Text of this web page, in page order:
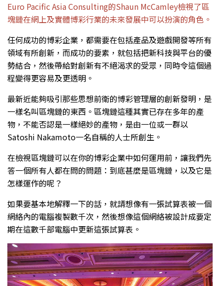
Euro Pacific Asia Consulting的Shaun McCamley檢視了區
塊鏈在網上及實體博彩行業的未來發展中可以扮演的角色。
任何成功的博彩企業，都需要在包括產品及遊戲開發等所有
領域有所創新，而成功的要素，就包括把新科技與平台的優
勢結合，然後帶給對創新有不絕渴求的受眾，同時令這個過
程變得更容易及更透明。
最新近能夠吸引那些思想前衛的博彩管理層的創新發明，是
一樣名叫區塊鏈的東西。區塊鏈這種其實已存在多年的產
物，不能否認是一樣絕妙的產物，是由一位或一群以
Satoshi Nakamoto一名自稱的人士所創生。
在檢視區塊鏈可以在你的博彩企業中如何運用前，讓我們先
答一個所有人都在問的問題：到底甚麼是區塊鏈，以及它是
怎樣運作的呢？
如果要基本地解釋一下的話，就請想像有一張試算表被一個
網絡內的電腦複製數千次，然後想像這個網絡被設計成要定
期在這數千部電腦中更新這張試算表。